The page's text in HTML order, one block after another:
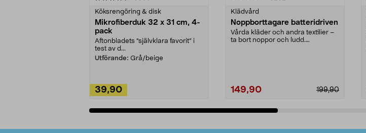
Köksrengöring & disk
Mikrofiberduk 32 x 31 cm, 4-
pack
Aftonbladets "självklara favorit” i
test av d...
Utförande: Grå/beige
39,90
Klädvård
Noppborttagare batteridriven
Vårda kläder och andra textilier –
ta bort noppor och ludd.
199,90
149,90